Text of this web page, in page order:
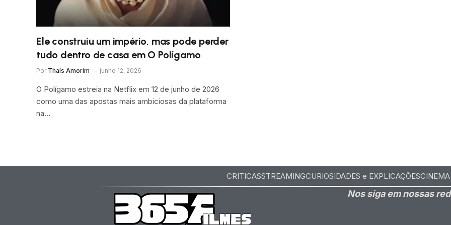
Ele construiu um império, mas pode perder
tudo dentro de casa em O Polígamo
Por Thaís Amorim junho 12, 2026
O Polígamo estreia na Netflix em 12 de junho de 2026
como uma das apostas mais ambiciosas da plataforma
na…
CRITICASSTREAMINGCURIOSIDADES e EXPLICAÇÕESCINEMA
Nos siga em nossas